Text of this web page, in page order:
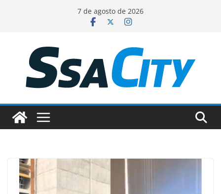
conteúdo
7 de agosto de 2026